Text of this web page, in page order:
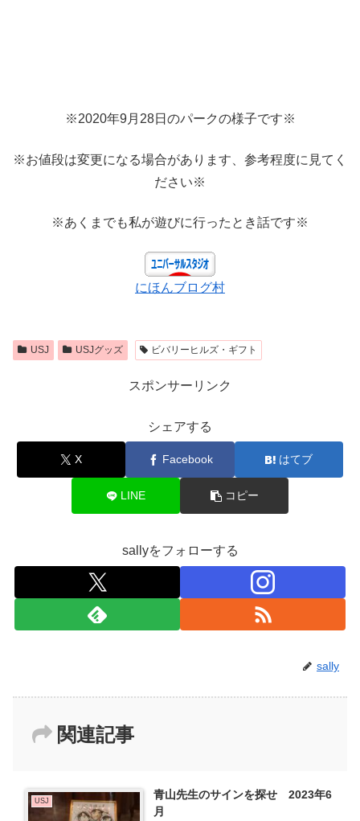
※2020年9月28日のパークの様子です※
※お値段は変更になる場合があります、参考程度に見てく
ださい※
※あくまでも私が遊びに行ったとき話です※
にほんブログ村
USJ USJグッズ ビバリーヒルズ・ギフト
スポンサーリンク
シェアする
X Facebook はてブ
LINE コピー
sallyをフォローする
sally
関連記事
USJ
青山先生のサインを探せ 2023年6
月